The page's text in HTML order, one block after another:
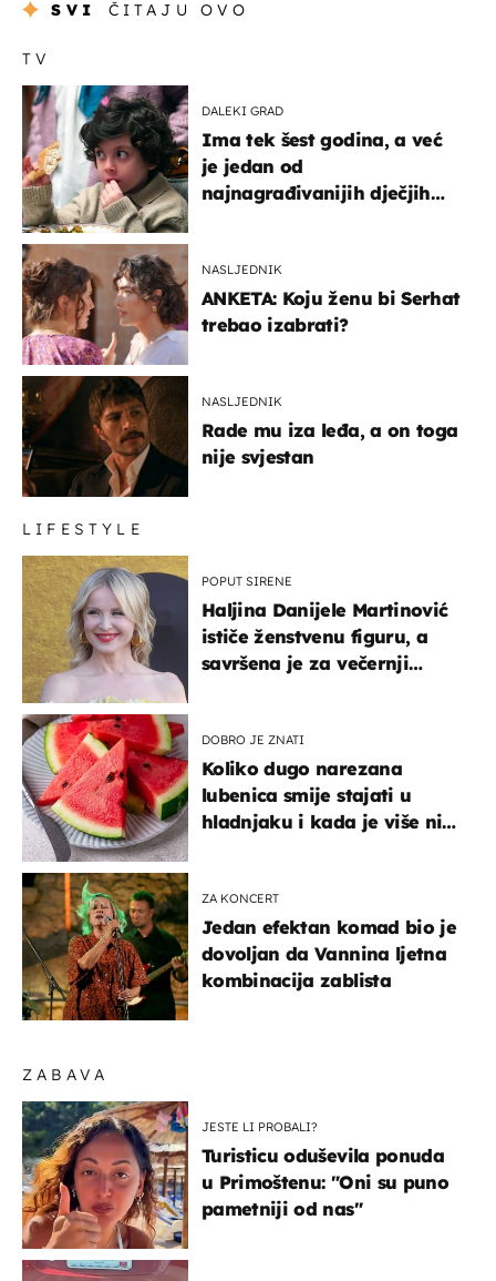
SVI ČITAJU OVO
ZABAVA
JESTE LI PROBALI?
Turisticu oduševila ponuda
u Primoštenu: "Oni su puno
pametniji od nas"
TV
DALEKI GRAD
Ima tek šest godina, a već
je jedan od
najnagrađivanijih dječjih
NASLJEDNIK
ANKETA: Koju ženu bi Serhat
trebao izabrati?
NASLJEDNIK
Rade mu iza leđa, a on toga
nije svjestan
LIFESTYLE
POPUT SIRENE
Haljina Danijele Martinović
ističe ženstvenu figuru, a
savršena je za večernji
DOBRO JE ZNATI
Koliko dugo narezana
lubenica smije stajati u
hladnjaku i kada je više nije
ZA KONCERT
Jedan efektan komad bio je
dovoljan da Vannina ljetna
kombinacija zablista